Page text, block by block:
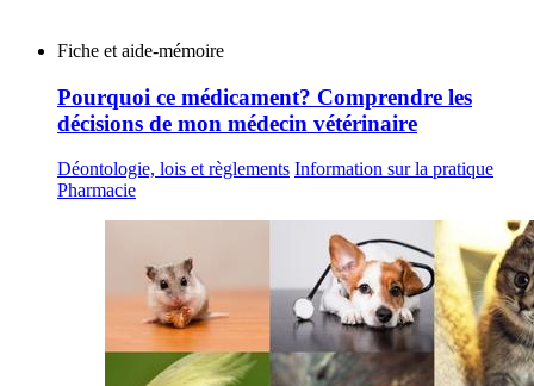
Fiche et aide-mémoire
Pourquoi ce médicament? Comprendre les
décisions de mon médecin vétérinaire
Déontologie, lois et règlements Information sur la pratique
Pharmacie